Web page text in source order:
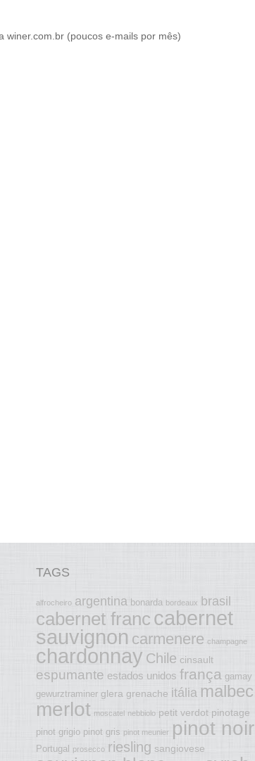
winer.com.br (poucos e-mails por mês)
TAGS
alfrocheiro argentina bonarda bordeaux brasil
cabernet franc cabernet
sauvignon carmenere champagne
chardonnay Chile cinsault
espumante estados unidos frança gamay
gewurztraminer glera grenache itália malbec
merlot moscatel nebbiolo petit verdot pinotage
pinot grigio pinot gris pinot meunier pinot noir
Portugal prosecco riesling sangiovese